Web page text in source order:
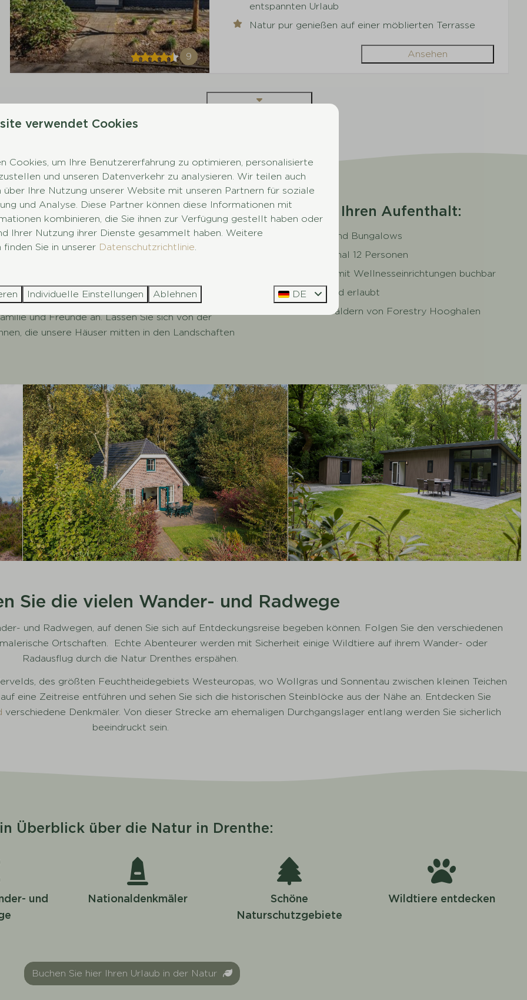
9
entspannten Urlaub
Natur pur genießen auf einer möblierten Terrasse
Ansehen
in Hollands Natur
Ruhe- und Wohlfühloase. In unseren Naturhäusern
sind für maximal
Übernachtungen in den geräumigen Unterkünften in
nie zuvor. Einige Unterkünfte sind mit einer
erholen können. Sehen Sie sich auch unsere
und Freunde an. Lassen Sie sich von der
die unsere Häuser mitten in den Landschaften
Mehr über Ihren Aufenthalt:
Chalets und Bungalows
Für maximal 12 Personen
Optional mit Wellnesseinrichtungen buchbar
Hunde sind erlaubt
In den Wäldern von Forestry Hooghalen
Sie die vielen Wander- und Radwege
und Radwegen, auf denen Sie sich auf Entdeckungsreise begeben können. Folgen Sie den verschiedenen
Ortschaften. Echte Abenteurer werden mit Sicherheit einige Wildtiere auf ihrem Wander- oder
Radausflug durch die Natur Drenthes erspähen.
des größten Feuchtheidegebiets Westeuropas, wo Wollgras und Sonnentau zwischen kleinen Teichen
eine Zeitreise entführen und sehen Sie sich die historischen Steinblöcke aus der Nähe an. Entdecken Sie
verschiedene Denkmäler. Von dieser Strecke am ehemaligen Durchgangslager entlang werden Sie sicherlich
beeindruckt sein.
Überblick über die Natur in Drenthe:
und
Nationaldenkmäler
Schöne
Naturschutzgebiete
Wildtiere entdecken
Buchen Sie hier Ihren Urlaub in der Natur
verwendet Cookies
Cookies, um Ihre Benutzererfahrung zu optimieren, personalisierte
und unseren Datenverkehr zu analysieren. Wir teilen auch
über Ihre Nutzung unserer Website mit unseren Partnern für soziale
und Analyse. Diese Partner können diese Informationen mit
kombinieren, die Sie ihnen zur Verfügung gestellt haben oder
Ihrer Nutzung ihrer Dienste gesammelt haben. Weitere
Sie in unserer Datenschutzrichtlinie
Individuelle Einstellungen Ablehnen DE